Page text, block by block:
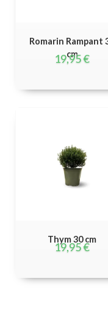
Romarin Rampant
cm
19,95€
Thym 30 cm
19,95€